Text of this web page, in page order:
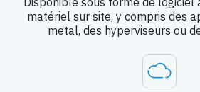
matériel sur site, y compris des
metal, des hyperviseurs ou